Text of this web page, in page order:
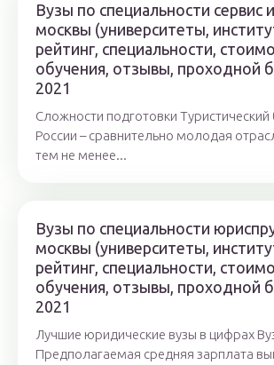
Вузы по специальности сервис
москвы (университеты,
рейтинг, специальности,
обучения, отзывы, проходной
2021
Сложности подготовки Туристический
России – сравнительно молодая
тем не менее...
Вузы по специальности
москвы (университеты,
рейтинг, специальности,
обучения, отзывы, проходной
2021
Лучшие юридические вузы в цифрах
Предполагаемая средняя зарплата